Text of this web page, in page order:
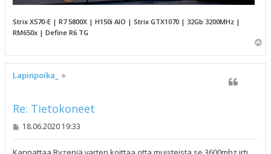
Strix X570-E | R7 5800X | H150i AIO | Strix GTX1070 | 32Gb 3200MHz |
RM650x | Define R6 TG
l
ö
Lapinpoika_
Re: Tietokoneet
V
e
s
18.06.2020 19:33